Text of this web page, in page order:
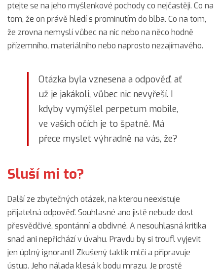
ptejte se na jeho myšlenkové pochody co nejčastěji. Co na
tom, že on právě hledí s prominutím do blba. Co na tom,
že zrovna nemyslí vůbec na nic nebo na něco hodně
přízemního, materiálního nebo naprosto nezajímavého.
Otázka byla vznesena a odpověď, ať
už je jakákoli, vůbec nic nevyřeší. I
kdyby vymýšlel perpetum mobile,
ve vašich očích je to špatně. Má
přece myslet výhradně na vás, že?
Sluší mi to?
Další ze zbytečných otázek, na kterou neexistuje
přijatelná odpověď. Souhlasné ano jistě nebude dost
přesvědčivé, spontánní a obdivné. A nesouhlasná kritika
snad ani nepřichází v úvahu. Pravdu by si troufl vyjevit
jen úplný ignorant! Zkušený taktik mlčí a připravuje
ústup. Jeho nálada klesá k bodu mrazu. Je prostě